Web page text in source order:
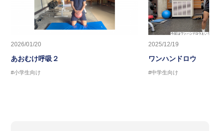
2026/01/20
あおむけ呼吸２
#小学生向け
2025/12/19
ワンハンドロウ
#中学生向け